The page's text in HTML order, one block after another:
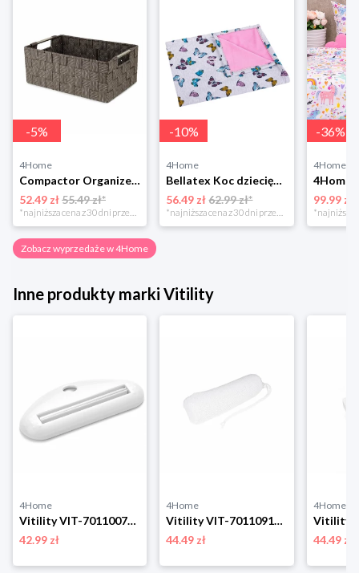
-5%
4Home
Compactor Organizer do przechowywania Toronto, 30 x 20 x 12 cm, ciemnobrązowy
52.49 zł55.49 zł*
*najniższa cena z 30 dni przed obniżką
-10%
4Home
Bellatex Koc dziecięcy Bára Butterfly różowy, 75 x 100 cm
56.49 zł 62.99 zł*
*najniższa cena z 30 dni przed obniżką
-36%
4Home
99.99 zł
Zobacz wyprzedaże w 4Home
Inne produkty marki Vitility
4Home
Vitility VIT-70110070 wyciskacz do tubek
42.99 zł
4Home
Vitility VIT-70110910 gąbka wymienna na uchwyt
44.49 zł
4Home
44.49 zł